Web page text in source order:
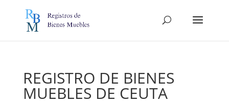
REGISTRO DE BIENES
MUEBLES DE CEUTA